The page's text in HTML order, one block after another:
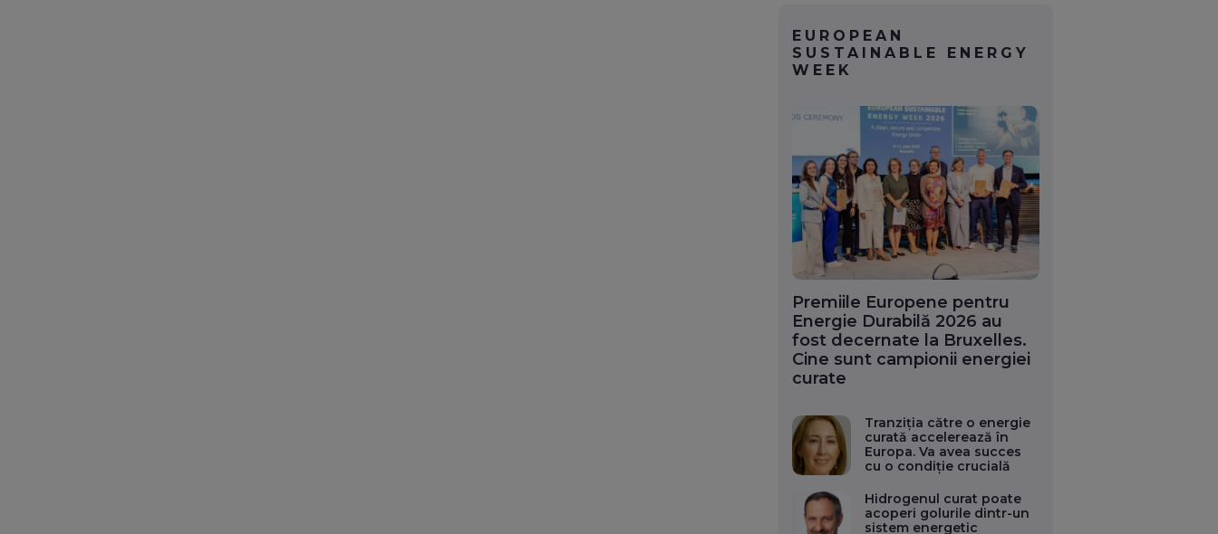
EUROPEAN
SUSTAINABLE ENERGY
WEEK
Premiile Europene pentru
Energie Durabilă 2026 au
fost decernate la Bruxelles.
Cine sunt campionii energiei
curate
Tranziția către o energie
curată accelerează în
Europa. Va avea succes
cu o condiție crucială
Hidrogenul curat poate
acoperi golurile dintr-un
sistem energetic